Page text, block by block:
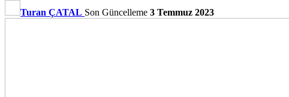
Turan ÇATAL Son Güncelleme 3 Temmuz 2023